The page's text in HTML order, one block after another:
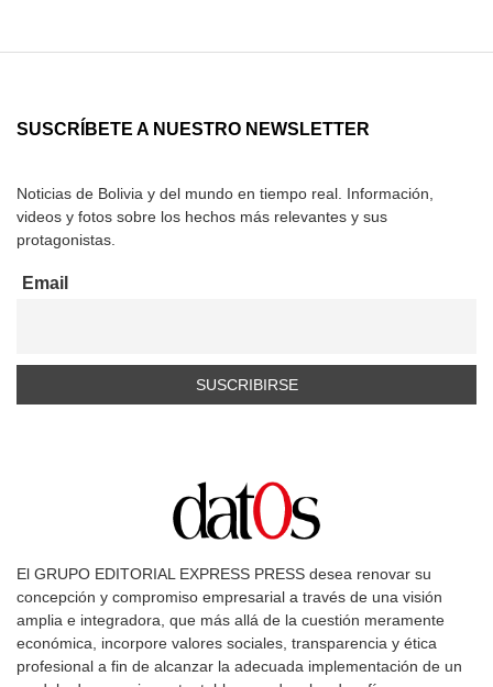
SUSCRÍBETE A NUESTRO NEWSLETTER
Noticias de Bolivia y del mundo en tiempo real. Información,
videos y fotos sobre los hechos más relevantes y sus
protagonistas.
Email
El GRUPO EDITORIAL EXPRESS PRESS desea renovar su
concepción y compromiso empresarial a través de una visión
amplia e integradora, que más allá de la cuestión meramente
económica, incorpore valores sociales, transparencia y ética
profesional a fin de alcanzar la adecuada implementación de un